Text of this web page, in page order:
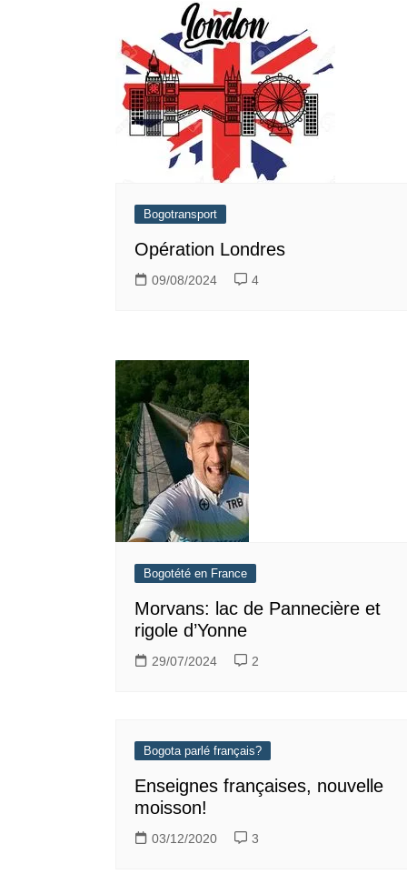
Bogotransport
Opération Londres
09/08/2024 4
Bogotété en France
Morvans: lac de Pannecière et
rigole d’Yonne
29/07/2024 2
Bogota parlé français?
Enseignes françaises, nouvelle
moisson!
03/12/2020 3